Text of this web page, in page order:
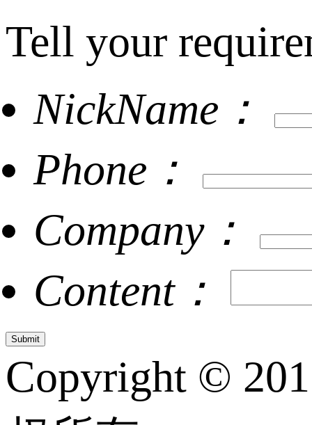
Tell your
NickName：
Phone：
Company：
Content：
Copyright ©